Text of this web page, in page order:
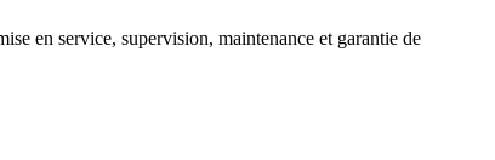
en service, supervision, maintenance et garantie de